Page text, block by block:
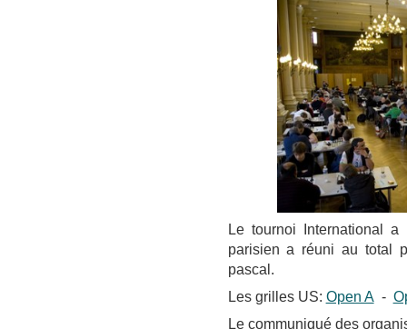
Le tournoi International
parisien a réuni au total
pascal.
Les grilles US: Open A-
Le communiqué des